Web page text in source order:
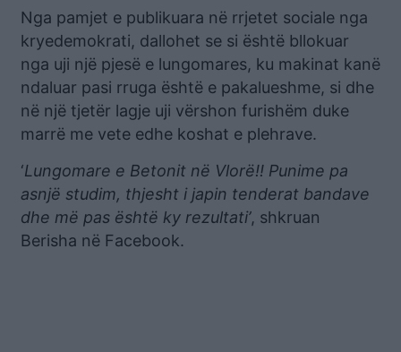
Nga pamjet e publikuara në rrjetet sociale nga
kryedemokrati, dallohet se si është bllokuar
nga uji një pjesë e lungomares, ku makinat kanë
ndaluar pasi rruga është e pakalueshme, si dhe
në një tjetër lagje uji vërshon furishëm duke
marrë me vete edhe koshat e plehrave.
‘Lungomare e Betonit në Vlorë!! Punime pa
asnjë studim, thjesht i japin tenderat bandave
dhe më pas është ky rezultati’, shkruan
Berisha në Facebook.